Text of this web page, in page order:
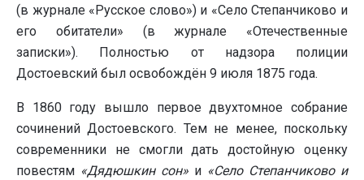
(в журнале «Русское слово») и «Село Степанчиково и
его обитатели» (в журнале «Отечественные
записки»). Полностью от надзора полиции
Достоевский был освобождён 9 июля 1875 года.
В 1860 году вышло первое двухтомное собрание
сочинений Достоевского. Тем не менее, поскольку
современники не смогли дать достойную оценку
повестям «Дядюшкин сон» и «Село Степанчиково и